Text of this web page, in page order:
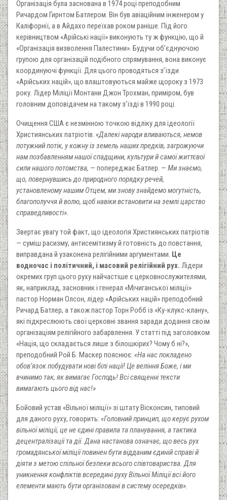
Організація була заснована в 1974 році преподобним
Ричардом Гирнтом Батлером. Він був авіаційним інженером у
Каліфорнії, а в Айдахо переїхав роком раніше. Під його
керівництвом «Арійські нації» виконують ту ж функцію, що й
«Організація визволення Палестини». Будучи об’єднуючою
групою для організацій подібного спрямування, вона виконує
координуючі функції. Для цього проводяться з’їзди
«Арійських націй», що влаштовуються майже щороку з 1973
року. Лідер Міліції Монтани Джон Трохман, приміром, був
головним доповідачем на такому з’їзді в 1990 році.
Очищення США є незмінною точкою відліку для ідеології
Християнських патріотів. «Далекі народи вливаються, немов
потужний потік, у кожну із земель наших предків, загрожуючи
нам позбавленням нашої спадщини, культури й самої життєвої
сили нашого потомства, — попереджає Батлер. — Ми знаємо,
що, повернувшись до природного порядку речей,
установленому нашим Отцем, ми знову знайдемо могутність,
благополуччя й волю, щоб навіки встановити на землі царство
справедливості».
Звертає увагу той факт, що ідеологія Християнських патріотів
— суміш расизму, антисемітизму й готовність до повстання,
виправдана й узаконена релігійними аргументами. Це
водночас і політичний, і масовий релігійний рух. Лідери
окремих груп цього руху найчастіше є церковнослужителями,
як, наприклад, засновник і генерал «Мічиганської міліції»
пастор Норман Олсон, лідер «Арійських націй» преподобний
Ричард Батлер, а також пастор Торн Робб із «Ку-клукс-клану»,
які підкреслюють свої церковні звання заради додання своїм
організаціям релігійного забарвлення. У статті під заголовком
«Нація, що складається лише з білошкірих? Чому б ні?»,
преподобний Рой Б. Маскер пояснює: «На нас покладено
обов’язок побудувати нові білі нації! Це веління Боже, і ми
вчинимо так, як вимагає Господь! Всі священні тексти
вимагають цього від нас!»
Бойовий устав «Вільної міліції» зі штату Вісконсин, типовий
для даного руху, говорить: «Головний принцип, що керує рухом
вільної міліції, це не єдині правила та планування, а тактика
децентралізації та дії. Дана настанова означає, що весь рух
громадянської міліції повинен бути відданим єдиній справі й
діяти з метою спільної безпеки всього співтовариства. Для
уникнення конфліктів всередині руху Вільної Міліції всі його
елементи мають бути організовані в систему осередків».